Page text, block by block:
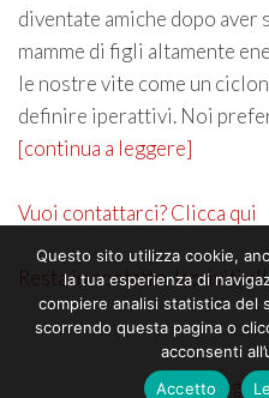
diventate amiche dopo
mamme di figli altamente
le nostre vite come un
definire iperattivi. Noi
[continua a leggere]
Vuoi contattarci? Clicca qui
Resta in contatto. Iscriviti
©2026
Questo sito utilizza cookie,
la tua esperienza di
compiere analisi statistica del
scorrendo questa pagina o
acconsenti
Accetto